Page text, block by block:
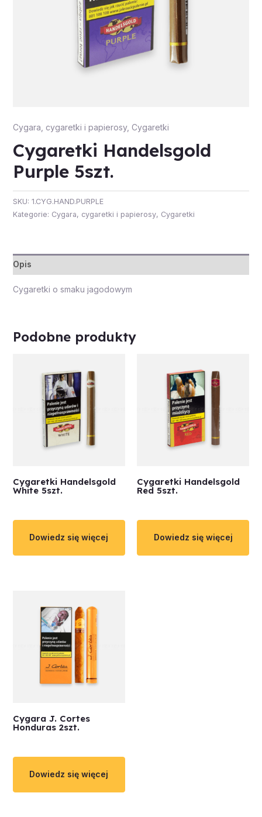
Cygara, cygaretki i papierosy, Cygaretki
Cygaretki Handelsgold
Purple 5szt.
SKU: 1.CYG.HAND.PURPLE
Kategorie: Cygara, cygaretki i papierosy, Cygaretki
Opis
Cygaretki o smaku jagodowym
Podobne produkty
Cygaretki Handelsgold
White 5szt.
Dowiedz się więcej
Cygaretki Handelsgold
Red 5szt.
Dowiedz się więcej
Cygara J. Cortes
Honduras 2szt.
Dowiedz się więcej